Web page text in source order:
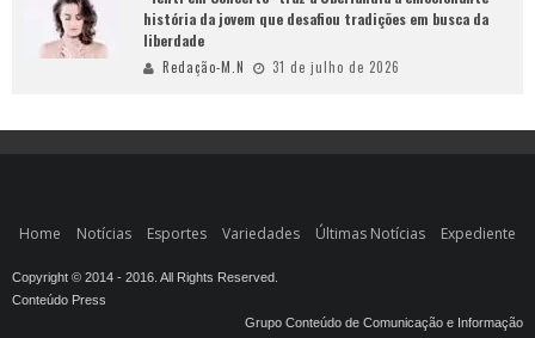
história da jovem que desafiou tradições em busca da
liberdade
Redação-M.N 31 de julho de 2026
Home Notícias Esportes Variedades Últimas Notícias Expediente
Copyright © 2014 - 2016. All Rights Reserved.
Conteúdo Press
Grupo Conteúdo de Comunicação e Informação